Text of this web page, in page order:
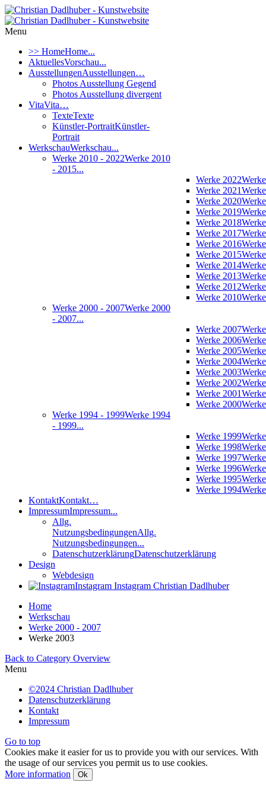
Menu
>> HomeHome...
AktuellesVorschau...
AusstellungenAusstellungen…
Photos Ausstellung Gegend
Photos Ausstellung divergent
VitaVita…
TexteTexte
Künstler-PortraitKünstler-
Portrait
WerkschauWerkschau...
Werke 2010 - 2022Werke 2010
- 2015...
Werke 2022
Werke 2021
Werke 2020
Werke 2019
Werke 2018
Werke 2017
Werke 2016
Werke 2015
Werke 2014
Werke 2013
Werke 2012
Werke 2010
Werke 2000 - 2007Werke 2000
- 2007...
Werke 2007
Werke 2006
Werke 2005
Werke 2004
Werke 2003
Werke 2002
Werke 2001
Werke 2000
Werke 1994 - 1999Werke 1994
- 1999...
Werke 1999
Werke 1998
Werke 1997
Werke 1996
Werke 1995
Werke 1994
KontaktKontakt…
ImpressumImpressum...
Allg.
NutzungsbedingungenAllg.
Nutzungsbedingungen...
DatenschutzerklärungDatenschutzerklärung
Design
Webdesign
Instagram Instagram Christian Dadlhuber
Home
Werkschau
Werke 2000 - 2007
Werke 2003
Back to Category Overview
Menu
©2024 Christian Dadlhuber
Datenschutzerklärung
Kontakt
Impressum
Go to top
Cookies make it easier for us to provide you with our services. With
the usage of our services you permit us to use cookies.
More information
Ok